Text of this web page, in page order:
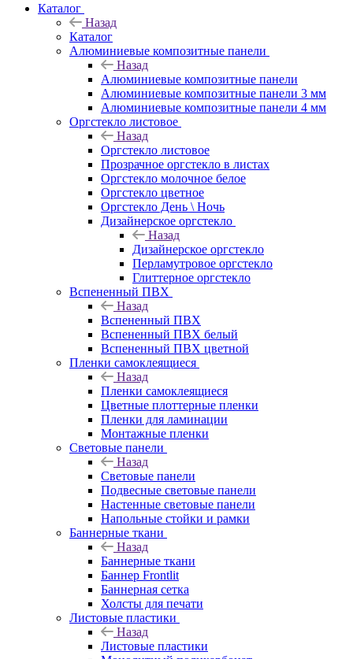
Каталог
Назад
Каталог
Алюминиевые композитные панели
Назад
Алюминиевые композитные панели
Алюминиевые композитные панели 3 мм
Алюминиевые композитные панели 4 мм
Оргстекло листовое
Назад
Оргстекло листовое
Прозрачное оргстекло в листах
Оргстекло молочное белое
Оргстекло цветное
Оргстекло День \ Ночь
Дизайнерское оргстекло
Назад
Дизайнерское оргстекло
Перламутровое оргстекло
Глиттерное оргстекло
Вспененный ПВХ
Назад
Вспененный ПВХ
Вспененный ПВХ белый
Вспененный ПВХ цветной
Пленки самоклеящиеся
Назад
Пленки самоклеящиеся
Цветные плоттерные пленки
Пленки для ламинации
Монтажные пленки
Световые панели
Назад
Световые панели
Подвесные световые панели
Настенные световые панели
Напольные стойки и рамки
Баннерные ткани
Назад
Баннерные ткани
Баннер Frontlit
Баннерная сетка
Холсты для печати
Листовые пластики
Назад
Листовые пластики